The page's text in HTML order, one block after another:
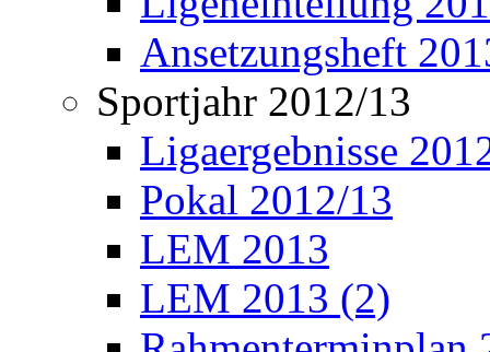
Ansetzungsheft
Sportjahr 2012/13
Ligaergebnisse
Pokal 2012/13
LEM 2013
LEM 2013 (2)